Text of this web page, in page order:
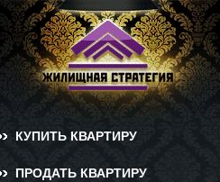
КУПИТЬ КВАРТИРУ
ПРОДАТЬ КВАРТИРУ